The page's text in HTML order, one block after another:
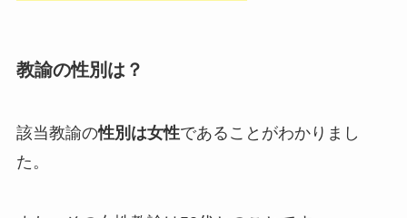
教諭の性別は？
該当教諭の性別は女性であることがわかりまし
た。